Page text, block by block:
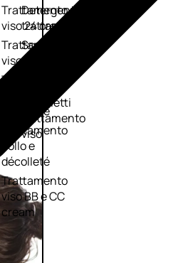
Trattamento
viso 24 ore
Trattamento
viso antietà
Trattamento
idratante
Trattamento
collo e
décolleté
Trattamento
viso BB e CC
cream
Detergenti
trattanti
Scrub
Cofanetti
trattamento
viso